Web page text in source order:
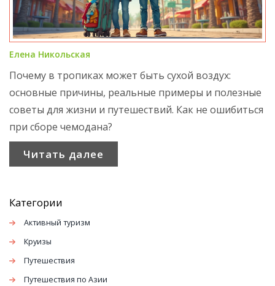
Елена Никольская
Почему в тропиках может быть сухой воздух:
основные причины, реальные примеры и полезные
советы для жизни и путешествий. Как не ошибиться
при сборе чемодана?
Читать далее
Категории
Активный туризм
Круизы
Путешествия
Путешествия по Азии